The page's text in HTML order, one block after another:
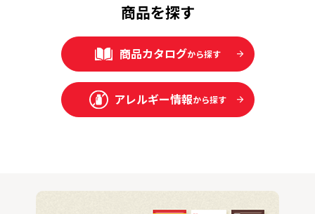
商品を探す
商品カタログから探す
アレルギー情報から探す